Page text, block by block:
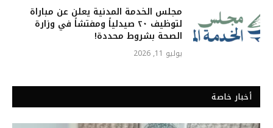
مجلس الخدمة المدنية يعلن عن مباراة
لتوظيف ٢٠ صيدلياً ومفتشاً في وزارة
الصحة بشروط محددة!
يوليو 11, 2026
أخبار خاصة